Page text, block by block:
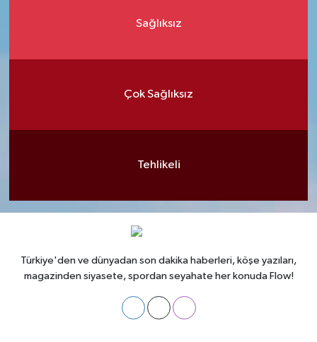
Sağlıksız
Çok Sağlıksız
Tehlikeli
Türkiye'den ve dünyadan son dakika haberleri, köşe yazıları,
magazinden siyasete, spordan seyahate her konuda Flow!